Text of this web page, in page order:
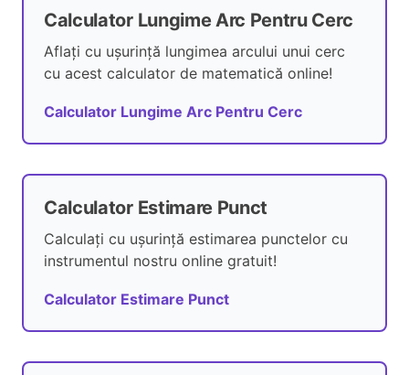
Calculator Lungime Arc Pentru Cerc
Aflați cu ușurință lungimea arcului unui cerc
cu acest calculator de matematică online!
Calculator Lungime Arc Pentru Cerc
Calculator Estimare Punct
Calculați cu ușurință estimarea punctelor cu
instrumentul nostru online gratuit!
Calculator Estimare Punct